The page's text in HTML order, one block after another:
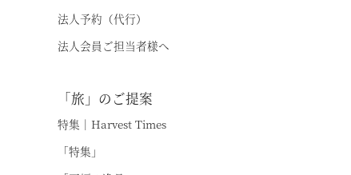
お知らせ
ただいま日和
総合サイトに戻る
法人予約（代行）
法人会員ご担当者様へ
「旅」のご提案
特集｜Harvest Times
「特集」